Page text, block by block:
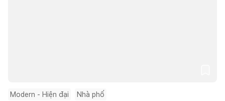
Modern - Hiện đại Nhà phố